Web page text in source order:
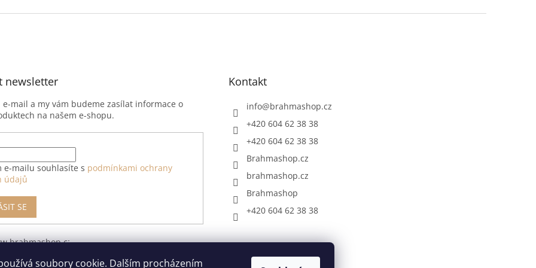
soubory cookie. Dalším procházením
newsletter
e-mail a my vám budeme zasílat informace o
na našem e-shopu.
e-mailu souhlasíte s podmínkami ochrany
údajů
SE
Kontakt
info@brahmashop.cz
+420 604 62 38 38
+420 604 62 38 38
Brahmashop.cz
brahmashop.cz
Brahmashop
+420 604 62 38 38
formular-